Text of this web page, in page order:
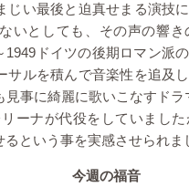
じい最後と迫真せまる演技
いとしても、その声の響
1949 ドイツの後期ロマン派
サルを積んで音楽性を追及
事に綺麗に歌いこなすド
ーナが代役をしていまし
るという事を実感させられま
今週の福音